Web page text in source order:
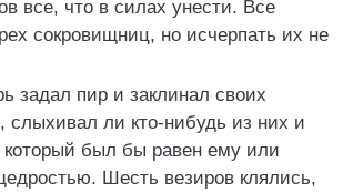
все, что в силах унести. Все
сокровищниц, но исчерпать их не
задал пир и заклинал своих
слыхивал ли кто-нибудь из них и
который был бы равен ему или
Шесть везиров клялись,